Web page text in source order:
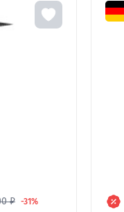
₽ -31%